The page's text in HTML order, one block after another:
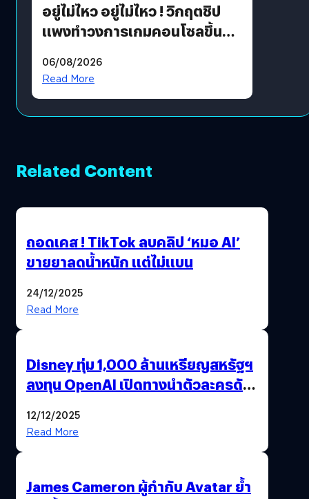
อยู่ไม่ไหว อยู่ไม่ไหว ! วิกฤตชิป
แพงทำวงการเกมคอนโซลขึ้น
?
06/08/2026
Read More
Related Content
ถอดเคส ! TikTok ลบคลิป ‘หมอ AI’
ขายยาลดน้ำหนัก แต่ไม่แบน
24/12/2025
Read More
Disney ทุ่ม 1,000 ล้านเหรียญสหรัฐฯ
ลงทุน OpenAI เปิดทางนำตัวละครดัง
12/12/2025
Read More
James Cameron ผู้กำกับ Avatar ย้ำ